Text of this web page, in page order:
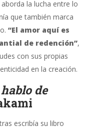
la lucha entre lo
que también marca
“El amor aquí es
de redención”,
con sus propias
en la creación.
de
escribía su libro